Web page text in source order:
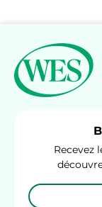
Recevez